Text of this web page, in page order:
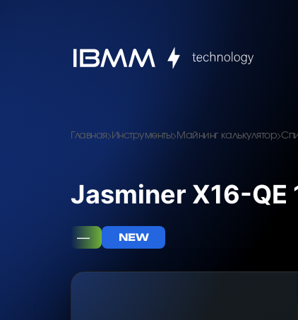
Главная Инструменты Майнинг калькулятор
Jasminer X16-QE
— NEW